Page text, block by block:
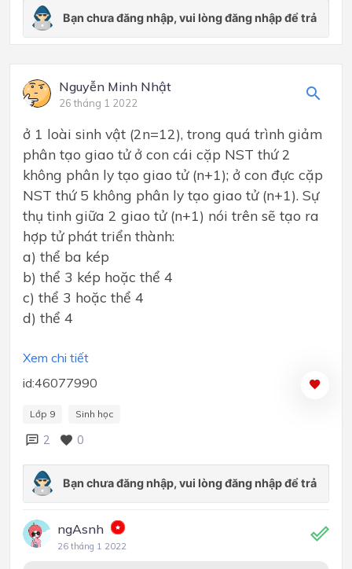
Nguyễn Minh Nhật
26 tháng 1 2022
ở 1 loài sinh vật (2n=12), trong quá trình giảm
phân tạo giao tử ở con cái cặp NST thứ 2
không phân ly tạo giao tử (n+1); ở con đực cặp
NST thứ 5 không phân ly tạo giao tử (n+1). Sự
thụ tinh giữa 2 giao tử (n+1) nói trên sẽ tạo ra
hợp tử phát triển thành:
a) thể ba kép
b) thể 3 kép hoặc thể 4
c) thể 3 hoặc thể 4
d) thể 4
Xem chi tiết
id:46077990
Lớp 9 Sinh học
2 0
ngAsnh
26 tháng 1 2022